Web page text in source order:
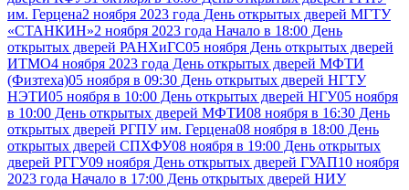
им. Герцена2 ноября 2023 года День открытых дверей МГТУ
«СТАНКИН»2 ноября 2023 года Начало в 18:00 День
открытых дверей РАНХиГС05 ноября День открытых дверей
ИТМО4 ноября 2023 года День открытых дверей МФТИ
(Физтеха)05 ноября в 09:30 День открытых дверей НГТУ
НЭТИ05 ноября в 10:00 День открытых дверей НГУ05 ноября
в 10:00 День открытых дверей МФТИ08 ноября в 16:30 День
открытых дверей РГПУ им. Герцена08 ноября в 18:00 День
открытых дверей СПХФУ08 ноября в 19:00 День открытых
дверей РГГУ09 ноября День открытых дверей ГУАП10 ноября
2023 года Начало в 17:00 День открытых дверей НИУ